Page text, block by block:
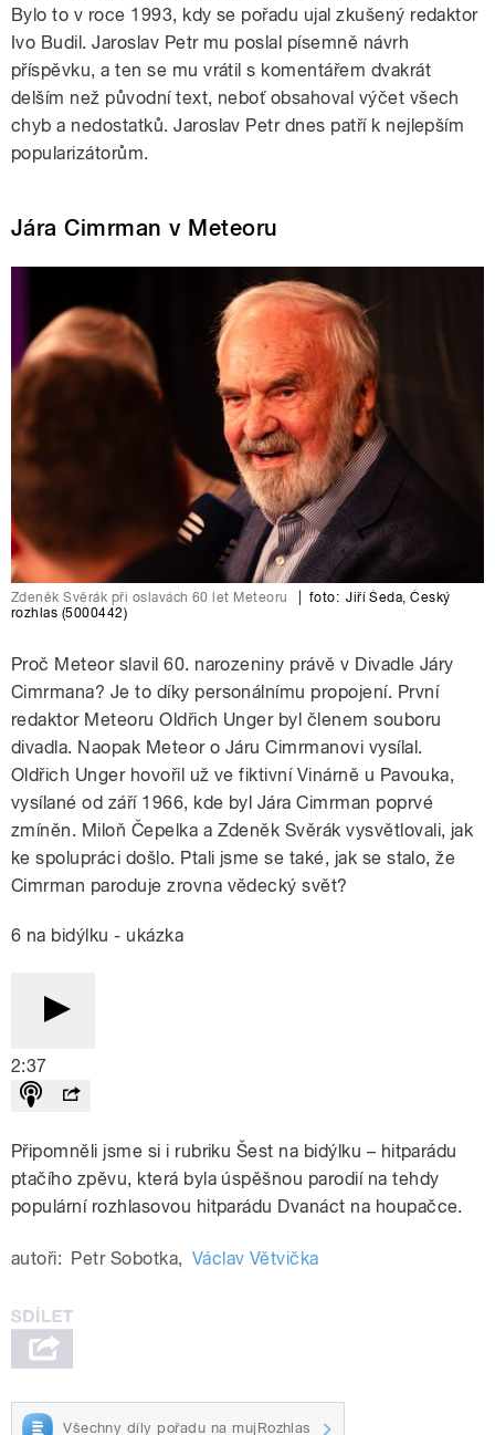
Bylo to v roce 1993, kdy se pořadu ujal zkušený redaktor
Ivo Budil. Jaroslav Petr mu poslal písemně návrh
příspěvku, a ten se mu vrátil s komentářem dvakrát
delším než původní text, neboť obsahoval výčet všech
chyb a nedostatků. Jaroslav Petr dnes patří k nejlepším
popularizátorům.
Jára Cimrman v Meteoru
Zdeněk Svěrák při oslavách 60 let Meteoru foto: Jiří Šeda ,Český
rozhlas (5000442)
Proč Meteor slavil 60. narozeniny právě v Divadle Járy
Cimrmana? Je to díky personálnímu propojení. První
redaktor Meteoru Oldřich Unger byl členem souboru
divadla. Naopak Meteor o Járu Cimrmanovi vysílal.
Oldřich Unger hovořil už ve fiktivní Vinárně u Pavouka,
vysílané od září 1966, kde byl Jára Cimrman poprvé
zmíněn. Miloň Čepelka a Zdeněk Svěrák vysvětlovali, jak
ke spolupráci došlo. Ptali jsme se také, jak se stalo, že
Cimrman paroduje zrovna vědecký svět?
6 na bidýlku - ukázka
2:37
Připomněli jsme si i rubriku Šest na bidýlku – hitparádu
ptačího zpěvu, která byla úspěšnou parodií na tehdy
populární rozhlasovou hitparádu Dvanáct na houpačce.
autoři: Petr Sobotka, Václav Větvička
Všechny díly pořadu na mujRozhlas